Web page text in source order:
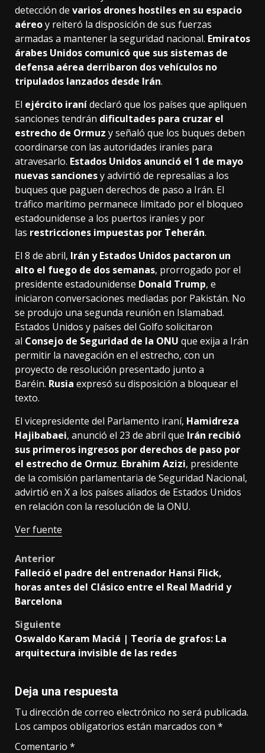
detección de varios drones hostiles en su espacio
aéreoy reiteró la disposición de sus fuerzas
armadas a mantener la seguridad nacional. Emiratos
árabes Unidos comunicó que sus sistemas de
defensa aérea derribaron dos vehículos no
tripulados lanzados desde Irán.
El ejército iranídeclaró que los países que apliquen
sanciones tendrán dificultades para cruzar el
estrecho de Ormuz y señaló que los buques deben
coordinarse con las autoridades iraníes para
atravesarlo. Estados Unidos anunció el 1 de mayo
nuevas sancionesy advirtió de represalias a los
buques que paguen derechos de paso a Irán. El
tráfico marítimo permanece limitado por el bloqueo
estadounidense a los puertos iraníes y por
las restricciones impuestas por Teherán.
El 8 de abril, Irán y Estados Unidos pactaron un
alto el fuego de dos semanas, prorrogado por el
presidente estadounidense Donald Trump, e
iniciaron conversaciones mediadas por Pakistán. No
se produjo una segunda reunión en Islamabad.
Estados Unidos y países del Golfo solicitaron
al Consejo de Seguridad de la ONU que exija a Irán
permitir la navegación en el estrecho, con un
proyecto de resolución presentado junto a
Baréin. Rusia expresó su disposición a bloquear el
texto.
El vicepresidente del Parlamento iraní, Hamidreza
Hajibabaei, anunció el 23 de abril que Irán recibió
sus primeros ingresos por derechos de paso por
el estrecho de Ormuz. Ebrahim Azizi, presidente
de la comisión parlamentaria de Seguridad Nacional,
advirtió en X a los países aliados de Estados Unidos
en relación con la resolución de la ONU.
Ver fuente
Post
navigation
Anterior
Falleció el padre del entrenador Hansi Flick,
horas antes del Clásico entre el Real Madrid y
Barcelona
Siguiente
Oswaldo Karam Maciá | Teoría de grafos: La
arquitectura invisible de las redes
Deja una respuesta
Tu dirección de correo electrónico no será publicada.
Los campos obligatorios están marcados con *
Comentario *